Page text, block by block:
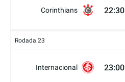
Corinthians 22:30
Rodada 23
Internacional 23:00